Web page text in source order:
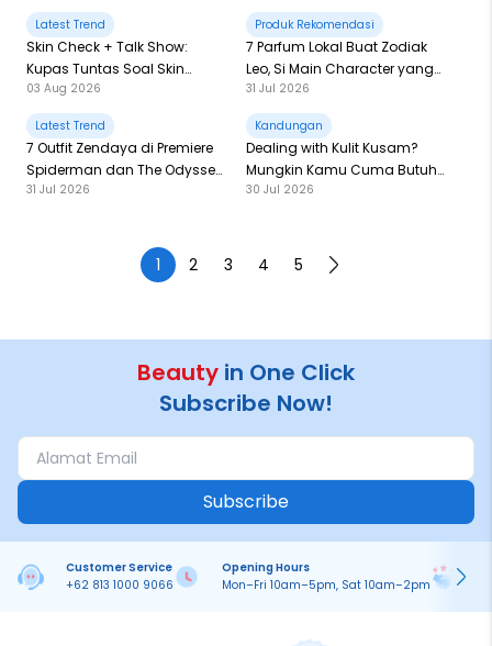
Nampol?
Latest Trend
Skin Check + Talk Show:
Kupas Tuntas Soal Skin
Barrier bareng Pestlo dan
Skintention!
03 Aug 2026
Produk Rekomendasi
7 Parfum Lokal Buat Zodiak
Leo, Si Main Character yang
Selalu Standout
31 Jul 2026
Latest Trend
7 Outfit Zendaya di Premiere
Spiderman dan The Odyssey:
Tangan Dingin Law Roach
31 Jul 2026
Kandungan
Dealing with Kulit Kusam?
Mungkin Kamu Cuma Butuh
AHA!
30 Jul 2026
1 2 3 4 5
Beauty in One Click
Subscribe Now!
Subscribe
Customer Service
+62 813 1000 9066
Opening Hours
Mon–Fri 10am–5pm, Sat 10am–2pm